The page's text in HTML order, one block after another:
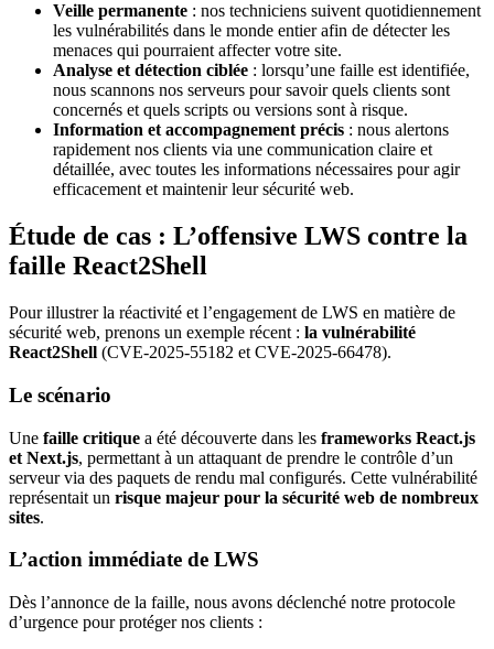
Veille permanente : nos techniciens suivent quotidiennement
les vulnérabilités dans le monde entier afin de détecter les
menaces qui pourraient affecter votre site.
Analyse et détection ciblée : lorsqu’une faille est identifiée,
nous scannons nos serveurs pour savoir quels clients sont
concernés et quels scripts ou versions sont à risque.
Information et accompagnement précis : nous alertons
rapidement nos clients via une communication claire et
détaillée, avec toutes les informations nécessaires pour agir
efficacement et maintenir leur sécurité web.
Étude de cas : L’offensive LWS contre la
faille React2Shell
Pour illustrer la réactivité et l’engagement de LWS en matière de
sécurité web, prenons un exemple récent : la vulnérabilité
React2Shell (CVE-2025-55182 et CVE-2025-66478).
Le scénario
Une faille critique a été découverte dans les frameworks React.js
et Next.js, permettant à un attaquant de prendre le contrôle d’un
serveur via des paquets de rendu mal configurés. Cette vulnérabilité
représentait un risque majeur pour la sécurité web de nombreux
sites.
L’action immédiate de LWS
Dès l’annonce de la faille, nous avons déclenché notre protocole
d’urgence pour protéger nos clients :